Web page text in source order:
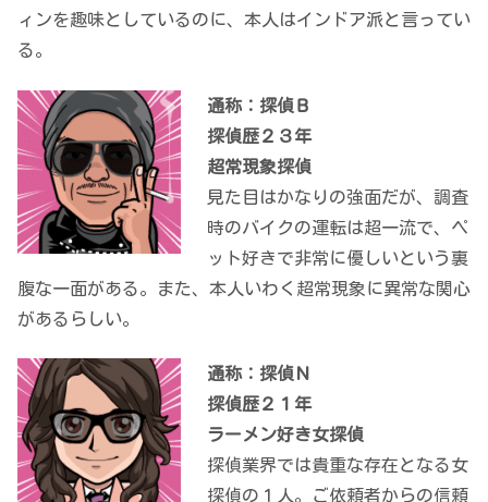
ィンを趣味としているのに、本人はインドア派と言ってい
る。
通称：探偵Ｂ
探偵歴２３年
超常現象探偵
見た目はかなりの強面だが、調査
時のバイクの運転は超一流で、ペ
ット好きで非常に優しいという裏
腹な一面がある。また、本人いわく超常現象に異常な関心
があるらしい。
通称：探偵Ｎ
探偵歴２１年
ラーメン好き女探偵
探偵業界では貴重な存在となる女
探偵の１人。ご依頼者からの信頼